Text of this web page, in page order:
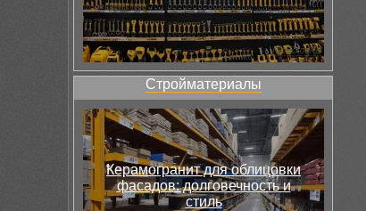
Стройматериалы
Керамогранит для облицовки
фасадов: долговечность и
стиль